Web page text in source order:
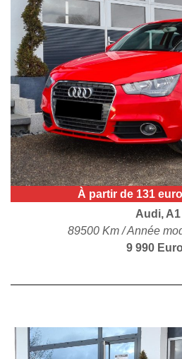
CARTE GRISE
QUI SOMMES-
NOUS?
POLITIQUE DE
CONFIDENTIALITÉ
À partir de 131
Audi, A1
89500 Km / Année
9 990